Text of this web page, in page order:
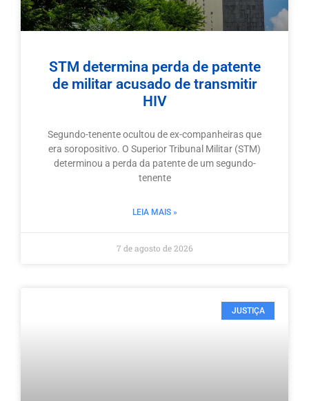
STM determina perda de patente
de militar acusado de transmitir
HIV
Segundo-tenente ocultou de ex-companheiras que
era soropositivo. O Superior Tribunal Militar (STM)
determinou a perda da patente de um segundo-
tenente
LEIA MAIS »
7 de agosto de 2026
JUSTIÇA